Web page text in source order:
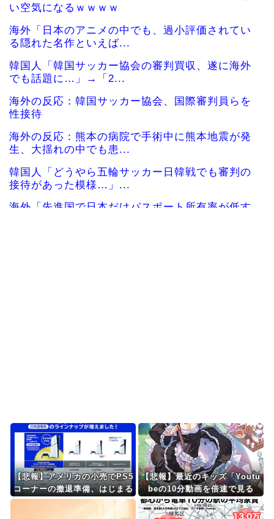
い空気になるｗｗｗｗ
海外「日本のアニメの中でも、過小評価されてい
る隠れた名作といえば...
韓国人「韓国サッカー協会の審判買収、遂に海外
でも話題に…」→「2...
海外の反応：韓国サッカー協会、国際審判員らを
性接待
海外の反応：熊本の病院で手術中に熊本地震が発
生、大揺れの中でも患...
韓国人「どうやら五輪サッカー日韓戦でも審判の
接待があった模様…」...
海外「先進国で日本だけパスポート所有率が低す
Powered by livedoor 相互RSS
【悲報】アメリカの小売でPS5
コーナーの撤退準備、はじまる
【悲報】最近のキッズ「Youtu
beの10分動画を倍速で見る
ぞ！効率効率ゥー！」←これえ
えんかｗｗｗｗ